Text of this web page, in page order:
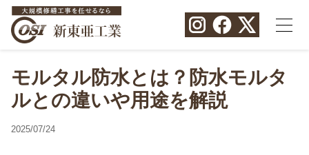
モルタル防水とは？防水モルタ
ルとの違いや用途を解説
2025/07/24